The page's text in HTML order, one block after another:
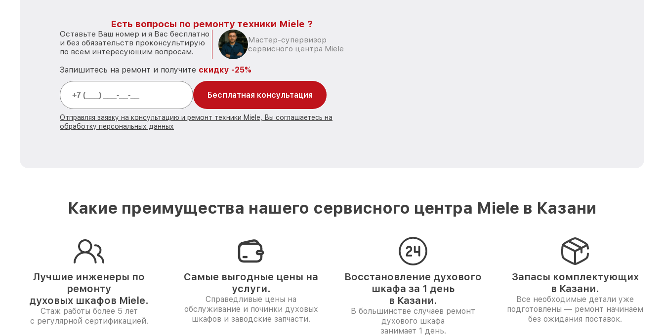
Есть вопросы по ремонту техники Miele ?
Оставьте Ваш номер и я Вас бесплатно
и без обязательств проконсультирую
по всем интересующим вопросам.
Мастер-супервизор
сервисного центра Miele
Запишитесь на ремонт и получите скидку -25%
Бесплатная консультация
Отправляя заявку на консультацию и ремонт техники Miele, Вы соглашаетесь на
обработку персональных данных
Какие преимущества нашего сервисного центра Miele в Казани
Лучшие инженеры по
ремонту
духовых шкафов Miele.
Стаж работы более 5 лет
с регулярной сертификацией.
Самые выгодные цены на
услуги.
Справедливые цены на
обслуживание и починки духовых
шкафов и заводские запчасти.
Восстановление духового
шкафа за 1 день
в Казани.
В большинстве случаев ремонт
духового шкафа
занимает 1 день.
Запасы комплектующих
в Казани.
Все необходимые детали уже
подготовлены — ремонт начинаем
без ожидания поставок.